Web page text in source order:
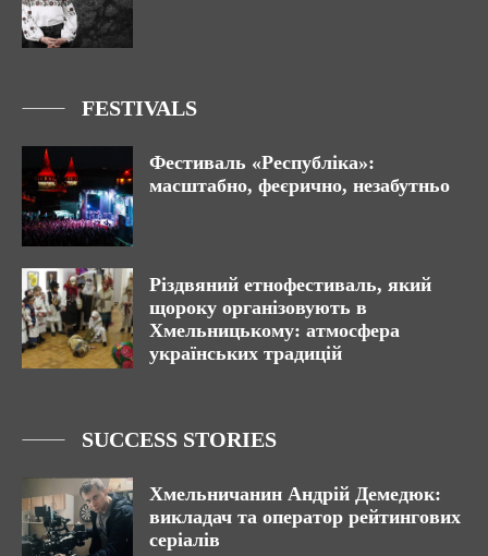
FESTIVALS
Фестиваль «Республіка»:
масштабно, феєрично, незабутньо
Різдвяний етнофестиваль, який
щороку організовують в
Хмельницькому: атмосфера
українських традицій
SUCCESS STORIES
Хмельничанин Андрій Демедюк:
викладач та оператор рейтингових
серіалів